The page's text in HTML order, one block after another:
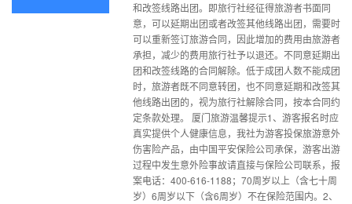
和改签线路出团。即旅行社经征得旅游者书面同
意，可以延期出团或者改签其他线路出团，需要时
可以重新签订旅游合同，因此增加的费用由旅游者
承担，减少的费用旅行社予以退还。不同意延期出
团和改签线路的合同解除。低于成团人数不能成团
时，旅游者既不同意转团，也不同意延期和改签其
他线路出团的，视为旅行社解除合同，按本合同约
定条款处理。 厦门旅游温馨提示1、游客报名时应
真实提供个人健康信息，我社为游客投保旅游意外
伤害险产品，由中国平安保险公司承保，游客出游
过程中发生意外险事故请直接与保险公司联系，报
案电话：400-616-1188；70周岁以上（含七十周
岁）6周岁以下（含6周岁）不在保险范围内。2、